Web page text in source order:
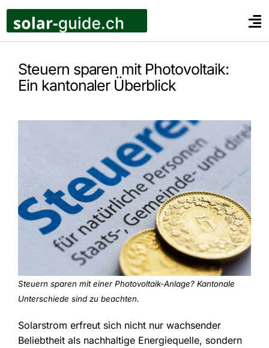
Zum
Inhalt
Unternehmen
Ratgeber
Steuern sparen mit Photovoltaik:
Ein kantonaler Überblick
Steuern sparen mit einer Photovoltaik-Anlage? Kantonale
Unterschiede sind zu beachten.
Solarstrom erfreut sich nicht nur wachsender
Beliebtheit als nachhaltige Energiequelle, sondern